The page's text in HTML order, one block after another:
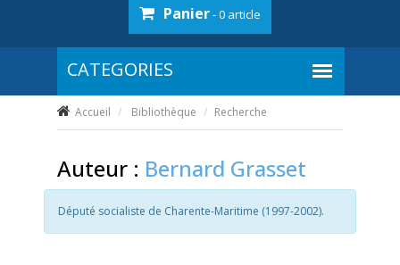
Panier- 0 article
Accueil Bibliothèque Recherche
Auteur : Bernard Grasset
Député socialiste de Charente-Maritime (1997-2002).